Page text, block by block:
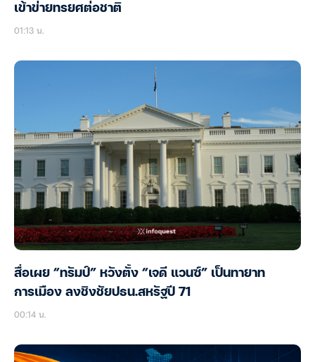
เข้าข่ายทรยศต่อชาติ
01:13 น.
สื่อเผย “ทรัมป์” หวังตั้ง “เจดี แวนซ์” เป็นทายาท
การเมือง ลงชิงชัยปธน.สหรัฐปี 71
00:14 น.